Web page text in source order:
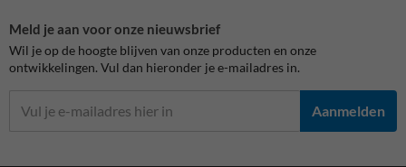
Meld je aan voor onze nieuwsbrief
Wil je op de hoogte blijven van onze producten en onze
ontwikkelingen. Vul dan hieronder je e-mailadres in.
Aanmelden